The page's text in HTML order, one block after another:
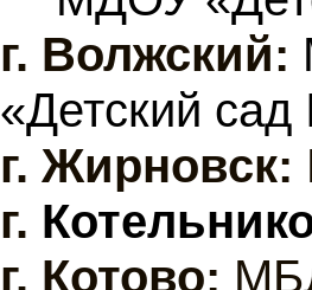
г. Волжский:
«Детский
г. Жирновск:
г.
г. Котово: